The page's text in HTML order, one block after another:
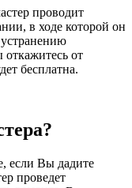
проводит
в ходе которой он
устранению
от
бесплатна.
если Вы дадите
проведет